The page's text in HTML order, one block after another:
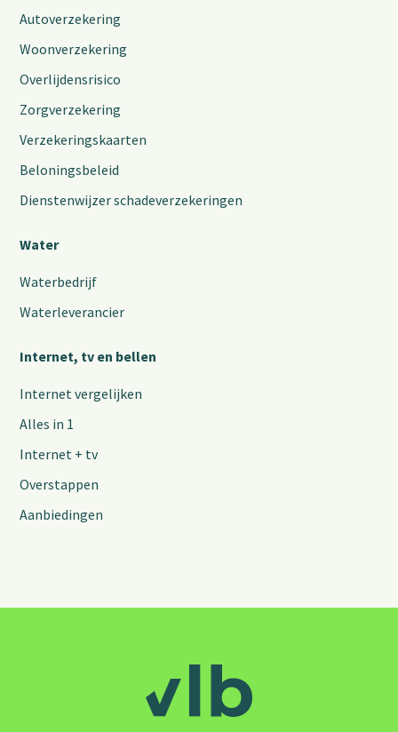
Autoverzekering
Woonverzekering
Overlijdensrisico
Zorgverzekering
Verzekeringskaarten
Beloningsbeleid
Dienstenwijzer schadeverzekeringen
Water
Waterbedrijf
Waterleverancier
Internet, tv en bellen
Internet vergelijken
Alles in 1
Internet + tv
Overstappen
Aanbiedingen